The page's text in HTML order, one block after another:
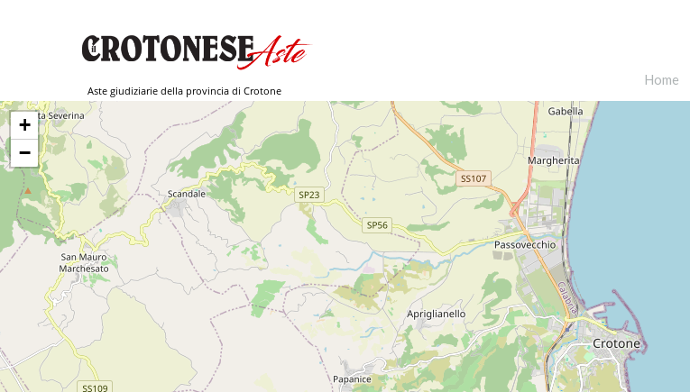
Aste giudiziarie della provincia di Crotone
Home
+
−